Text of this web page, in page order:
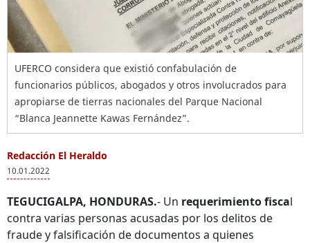
UFERCO considera que existió confabulación de
funcionarios públicos, abogados y otros involucrados para
apropiarse de tierras nacionales del Parque Nacional
“Blanca Jeannette Kawas Fernández”.
Redacción El Heraldo
10.01.2022
TEGUCIGALPA, HONDURAS.- Un requerimiento fiscal
contra varias personas acusadas por los delitos de
fraude y falsificación de documentos a quienes